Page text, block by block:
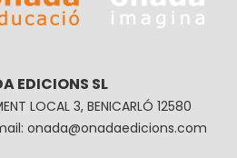
EDICIONS SL
LOCAL 3, BENICARLÓ 12580
onada@onadaedicions.com